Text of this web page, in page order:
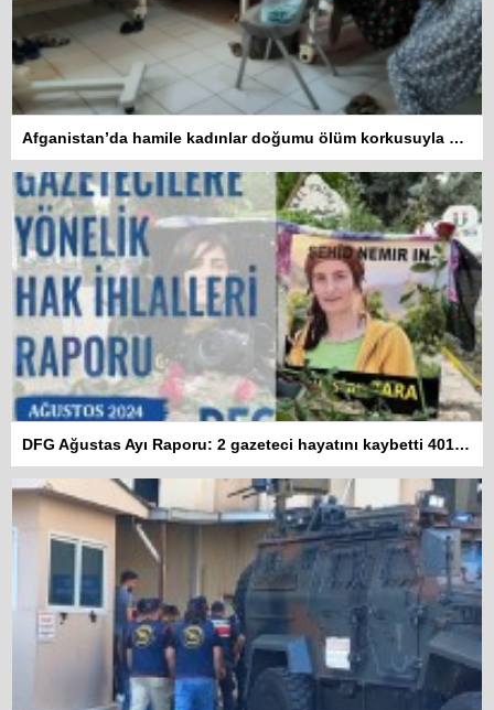
Afganistan’da hamile kadınlar doğumu ölüm korkusuyla bekliyor
DFG Ağustas Ayı Raporu: 2 gazeteci hayatını kaybetti 401 habere erişim engeli getirildi